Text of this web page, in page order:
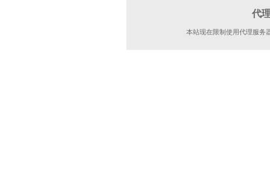
代
本站现在限制使用代理服务